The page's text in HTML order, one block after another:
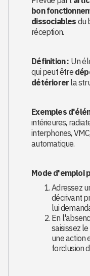
bon
dissociables du
réception.
Définition : Un
qui peut être
détériorer la
Exemples
intérieures,
interphones,
automatique.
Mode d'emploi
Adressez
décrivant
lui
En
saisissez
une action
forclusion